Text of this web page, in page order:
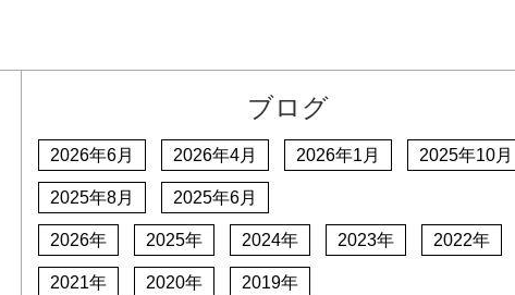
ブログ
2026年6月 2026年4月 2026年1月 2025年10月
2025年8月 2025年6月
2026年 2025年 2024年 2023年 2022年
2021年 2020年 2019年